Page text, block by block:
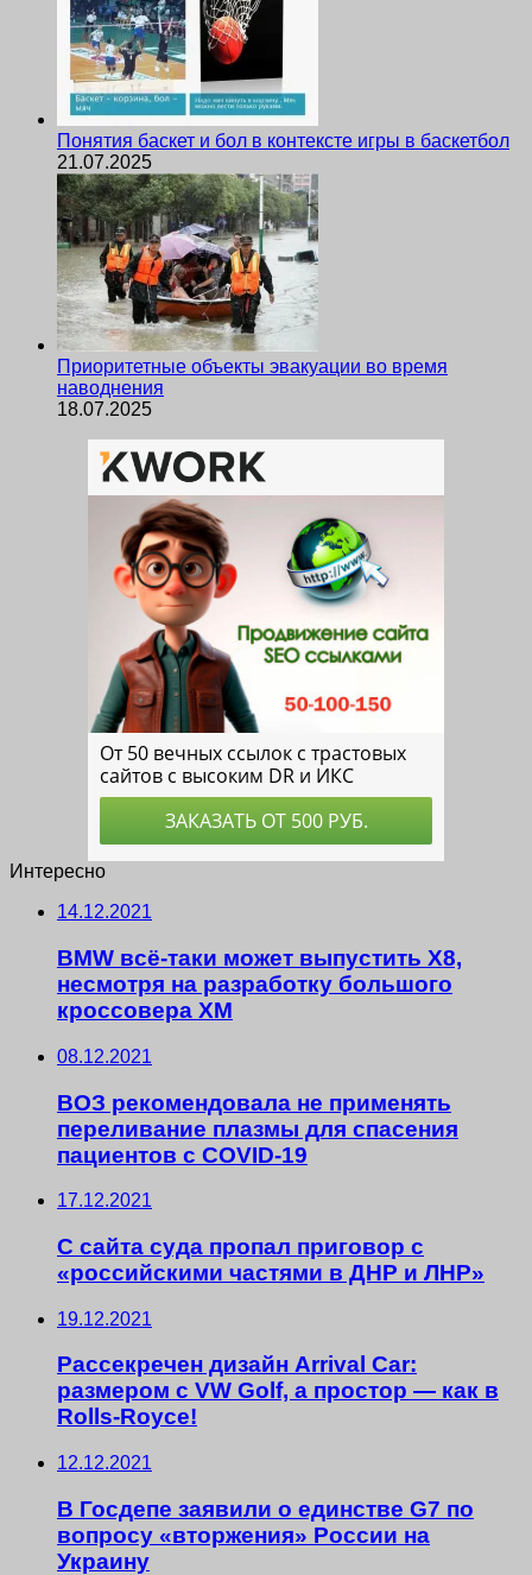
Понятия баскет и бол в контексте игры в баскетбол
21.07.2025
Приоритетные объекты эвакуации во время
наводнения
18.07.2025
Интересно
14.12.2021
BMW всё-таки может выпустить X8,
несмотря на разработку большого
кроссовера XM
08.12.2021
ВОЗ рекомендовала не применять
переливание плазмы для спасения
пациентов с COVID-19
17.12.2021
С сайта суда пропал приговор с
«российскими частями в ДНР и ЛНР»
19.12.2021
Рассекречен дизайн Arrival Car:
размером с VW Golf, а простор — как в
Rolls-Royce!
12.12.2021
В Госдепе заявили о единстве G7 по
вопросу «вторжения» России на
Украину